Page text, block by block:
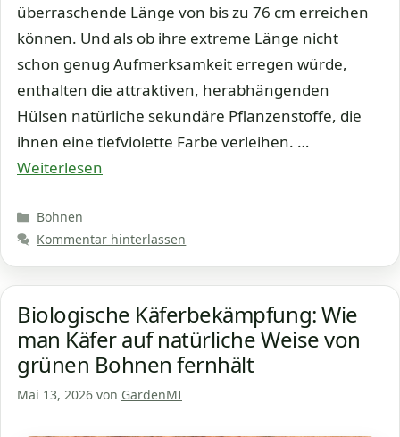
überraschende Länge von bis zu 76 cm erreichen
können. Und als ob ihre extreme Länge nicht
schon genug Aufmerksamkeit erregen würde,
enthalten die attraktiven, herabhängenden
Hülsen natürliche sekundäre Pflanzenstoffe, die
ihnen eine tiefviolette Farbe verleihen. …
Weiterlesen
Kategorien
Bohnen
Kommentar hinterlassen
Biologische Käferbekämpfung: Wie
man Käfer auf natürliche Weise von
grünen Bohnen fernhält
Mai 13, 2026 von GardenMI